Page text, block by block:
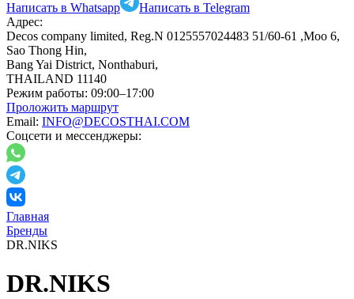
Написать в Whatsapp
Написать в Telegram
Адрес:
Decos company limited, Reg.N 0125557024483 51/60-61 ,Moo 6,
Sao Thong Hin,
Bang Yai District, Nonthaburi,
THAILAND 11140
Режим работы: 09:00–17:00
Проложить маршрут
Email: INFO@DECOSTHAI.COM
Соцсети и мессенджеры:
Главная
Бренды
DR.NIKS
DR.NIKS